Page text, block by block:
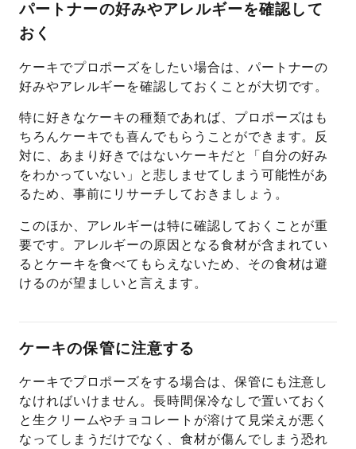
パートナーの好みやアレルギーを確認して
おく
ケーキでプロポーズをしたい場合は、パートナーの
好みやアレルギーを確認しておくことが大切です。
特に好きなケーキの種類であれば、プロポーズはも
ちろんケーキでも喜んでもらうことができます。反
対に、あまり好きではないケーキだと「自分の好み
をわかっていない」と悲しませてしまう可能性があ
るため、事前にリサーチしておきましょう。
このほか、アレルギーは特に確認しておくことが重
要です。アレルギーの原因となる食材が含まれてい
るとケーキを食べてもらえないため、その食材は避
けるのが望ましいと言えます。
ケーキの保管に注意する
ケーキでプロポーズをする場合は、保管にも注意し
なければいけません。長時間保冷なしで置いておく
と生クリームやチョコレートが溶けて見栄えが悪く
なってしまうだけでなく、食材が傷んでしまう恐れ